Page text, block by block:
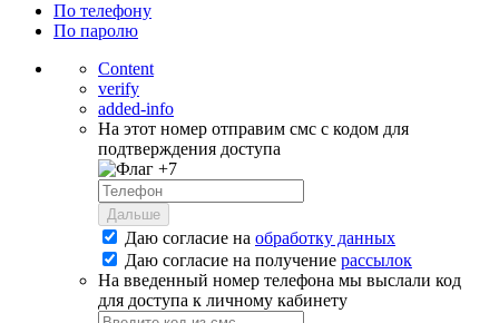
По телефону
По паролю
Content
verify
added-info
На этот номер отправим смс с кодом для
подтверждения доступа
+7
Дальше
Даю согласие на обработку данных
Даю согласие на получение рассылок
На введенный номер телефона мы выслали код
для доступа к личному кабинету